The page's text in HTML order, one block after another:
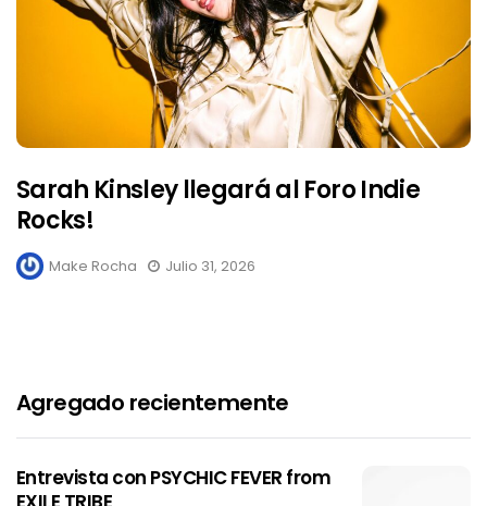
Sarah Kinsley llegará al Foro Indie
Rocks!
Make Rocha Julio 31, 2026
Agregado recientemente
Entrevista con PSYCHIC FEVER from